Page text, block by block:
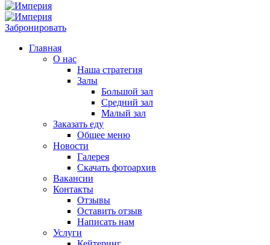
Забронировать
Главная
О нас
Наша стратегия
Залы
Большой зал
Средний зал
Малый зал
Заказать еду
Общее меню
Новости
Галерея
Скачать фотоархив
Вакансии
Контакты
Отзывы
Оставить отзыв
Написать нам
Услуги